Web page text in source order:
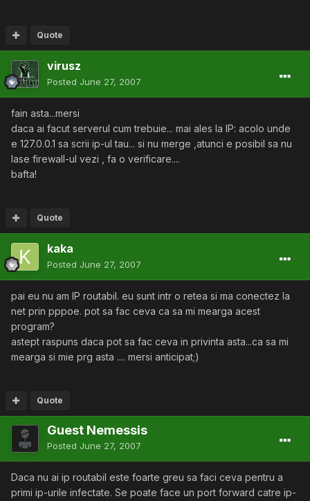
Quote
virusz
Posted June 27, 2007
fain asta...mersi
daca ai facut serverul cum trebuie... mai ales la IP: acolo unde
e 127.0.0.1 sa scrii ip-ul tau... si nu merge ,atunci e posibil sa nu
lase firewall-ul vezi , fa o verificare....
bafta!
Quote
kaka
Posted June 27, 2007
pai eu nu am IP routabil. eu sunt intr o retea si ma conectez la
net prin pppoe. pot sa fac ceva ca sa mi mearga acest
program?
astept raspuns daca pot sa fac ceva in privinta asta...ca sa mi
mearga si mie prg asta .... mersi anticipat;)
Quote
Guest Nemessis
Posted June 27, 2007
Daca nu ai ip routabil este foarte greu sa faci ceva pentru a
primi ip-urile infectate. Se poate face un port forward catre ip-